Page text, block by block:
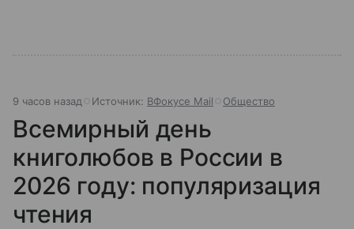
9 часов назад Источник: ВФокусе Mail Общество
Всемирный день
книголюбов в России в
2026 году: популяризация
чтения